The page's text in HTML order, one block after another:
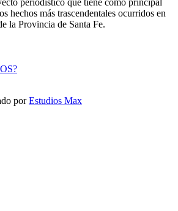
hechos más trascendentales ocurridos en
la Provincia de Santa Fe.
porEstudios Max